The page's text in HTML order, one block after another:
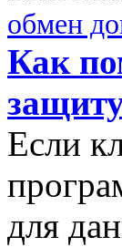
обмен
Как
Если
для